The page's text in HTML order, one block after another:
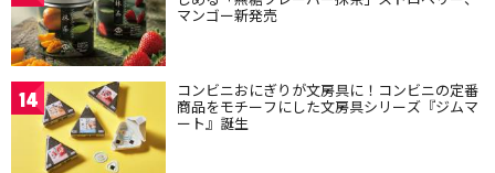
マンゴー新発売
14 コンビニおにぎりが文房具に！コンビニの定番
商品をモチーフにした文房具シリーズ『ジムマ
ート』誕生